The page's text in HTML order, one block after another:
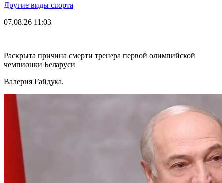
Другие виды спорта
07.08.26 11:03
Раскрыта причина смерти тренера первой олимпийской
чемпионки Беларуси
Валерия Гайдука.